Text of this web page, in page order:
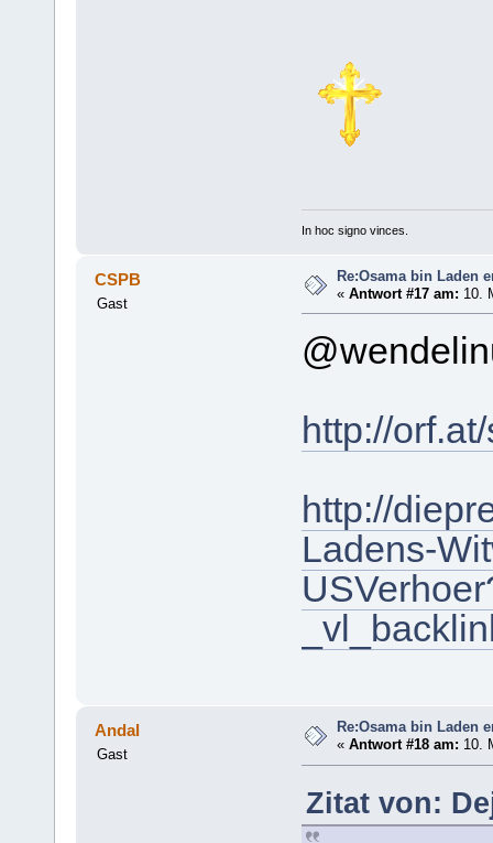
In hoc signo vinces.
CSPB
Gast
Re:Osama bin Laden
«Antwort #17 am: 10.
http://
http://
Ladens-
Andal
Gast
Re:Osama bin Laden
«Antwort #18 am: 10.
Zitat von: